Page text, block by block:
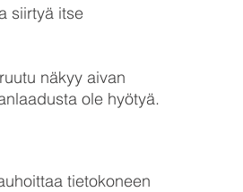
siirtyä itse
näkyy aivan
ole hyötyä.
tietokoneen